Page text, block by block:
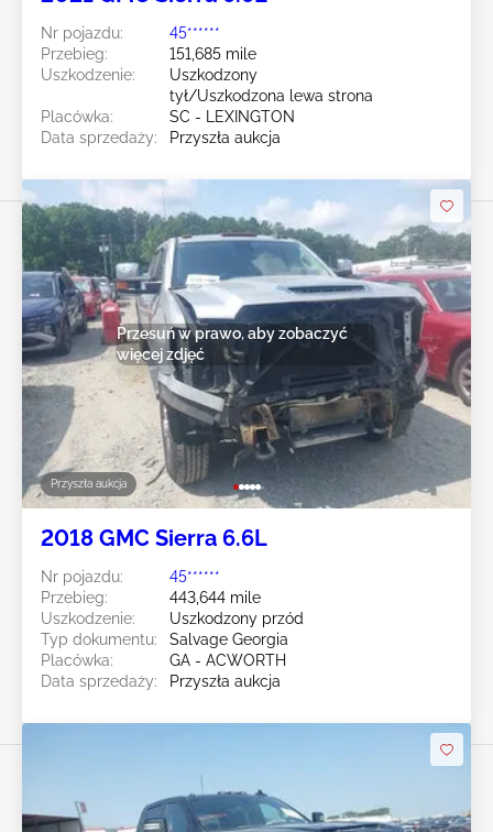
Nr pojazdu:
45******
Przebieg:
151,685 mile
Uszkodzenie:
Uszkodzony
tył/Uszkodzona lewa strona
Placówka:
SC - LEXINGTON
Data sprzedaży:
Przyszła aukcja
Przyszła aukcja
Przesuń w prawo, aby zobaczyć
więcej zdjęć
2018 GMC Sierra 6.6L
Nr pojazdu:
45******
Przebieg:
443,644 mile
Uszkodzenie:
Uszkodzony przód
Typ dokumentu:
Salvage Georgia
Placówka:
GA - ACWORTH
Data sprzedaży:
Przyszła aukcja